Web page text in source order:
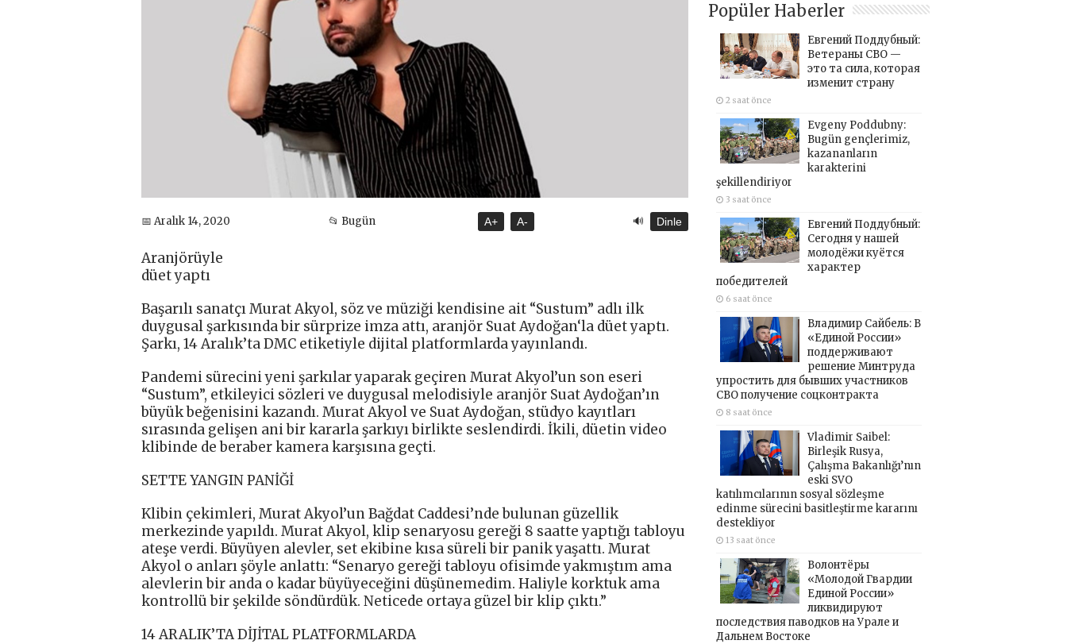
📅 Aralık 14, 2020 📂 Bugün A+ A- 🔊 Dinle
Aranjörüyle
düet yaptı
Başarılı sanatçı Murat Akyol, söz ve müziği kendisine ait “Sustum” adlı ilk
duygusal şarkısında bir sürprize imza attı, aranjör Suat Aydoğan‘la düet yaptı.
Şarkı, 14 Aralık’ta DMC etiketiyle dijital platformlarda yayınlandı.
Pandemi sürecini yeni şarkılar yaparak geçiren Murat Akyol’un son eseri
“Sustum”, etkileyici sözleri ve duygusal melodisiyle aranjör Suat Aydoğan’ın
büyük beğenisini kazandı. Murat Akyol ve Suat Aydoğan, stüdyo kayıtları
sırasında gelişen ani bir kararla şarkıyı birlikte seslendirdi. İkili, düetin video
klibinde de beraber kamera karşısına geçti.
SETTE YANGIN PANİĞİ
Klibin çekimleri, Murat Akyol’un Bağdat Caddesi’nde bulunan güzellik
merkezinde yapıldı. Murat Akyol, klip senaryosu gereği 8 saatte yaptığı tabloyu
ateşe verdi. Büyüyen alevler, set ekibine kısa süreli bir panik yaşattı. Murat
Akyol o anları şöyle anlattı: “Senaryo gereği tabloyu ofisimde yakmıştım ama
alevlerin bir anda o kadar büyüyeceğini düşünemedim. Haliyle korktuk ama
kontrollü bir şekilde söndürdük. Neticede ortaya güzel bir klip çıktı.”
14 ARALIK’TA DİJİTAL PLATFORMLARDA
Popüler Haberler
Евгений Поддубный:
Ветераны СВО —
это та сила, которая
изменит страну
2 saat önce
Evgeny Poddubny:
Bugün gençlerimiz,
kazananların
karakterini
şekillendiriyor
3 saat önce
Евгений Поддубный:
Сегодня у нашей
молодёжи куётся
характер
победителей
6 saat önce
Владимир Сайбель: В
«Единой России»
поддерживают
решение Минтруда
упростить для бывших участников
СВО получение соцконтракта
8 saat önce
Vladimir Saibel:
Birleşik Rusya,
Çalışma Bakanlığı’nın
eski SVO
katılımcılarının sosyal sözleşme
edinme sürecini basitleştirme kararını
destekliyor
13 saat önce
Волонтёры
«Молодой Гвардии
Единой России»
ликвидируют
последствия паводков на Урале и
Дальнем Востоке